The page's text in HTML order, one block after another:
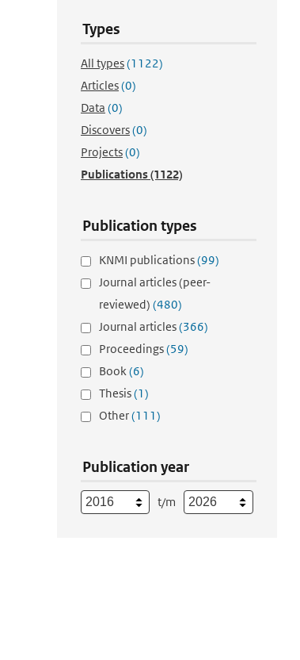
Types
All types(1122)
Articles(0)
Data (0)
Discovers(0)
Projects(0)
Publications(1122)
Publication types
KNMI publications(99)
Journal articles (peer-
reviewed) (480)
Journal articles(366)
Proceedings(59)
Book(6)
Thesis(1)
Other(111)
Publication year
t/m